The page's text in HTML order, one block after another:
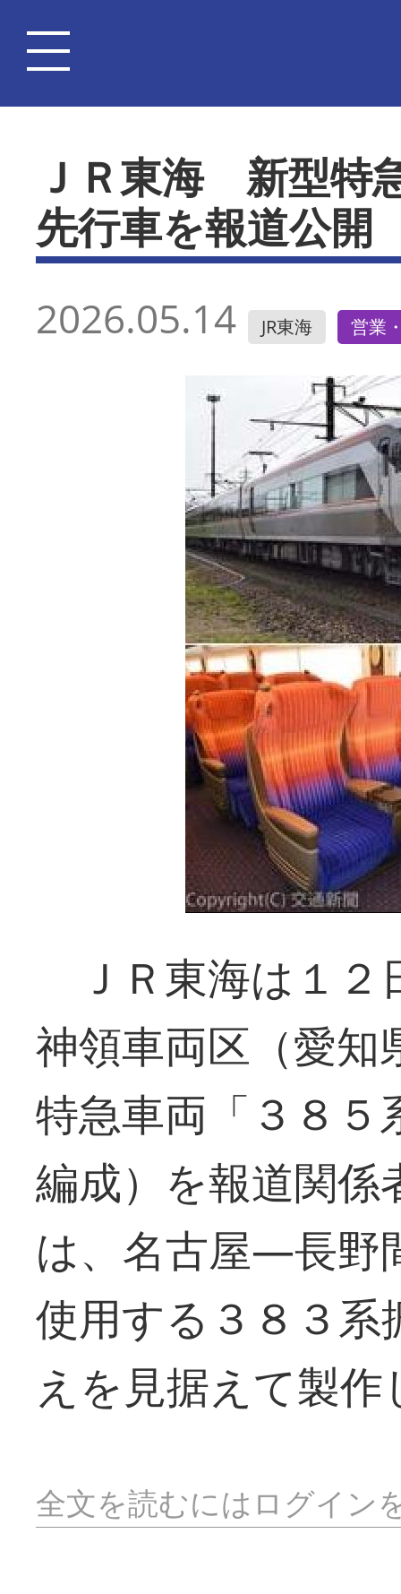
ＪＲ東海 新型特
先行車を報道公
2026.05.14 JR東海 営業
ＪＲ東海は１２
神領車両区（愛知
特急車両「３８５
編成）を報道関係
は、名古屋―長野
使用する３８３系
えを見据えて製
全文を読むにはログイン